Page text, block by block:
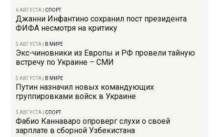
6 АВГУСТА СПОРТ
Джанни Инфантино сохранил пост президента
ФИФА несмотря на критику
5 АВГУСТА В МИРЕ
Экс-чиновники из Европы и РФ провели тайную
встречу по Украине – СМИ
5 АВГУСТА В МИРЕ
Путин назначил новых командующих
группировками войск в Украине
5 АВГУСТА СПОРТ
Фабио Каннаваро опроверг слухи о своей
зарплате в сборной Узбекистана